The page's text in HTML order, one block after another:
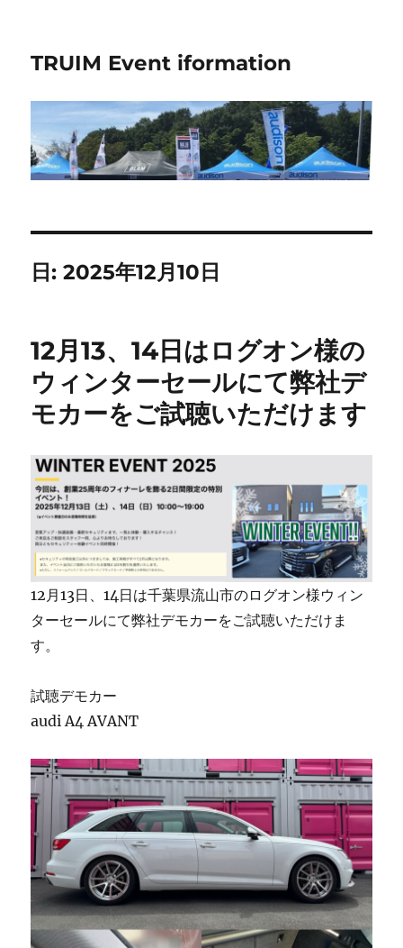
TRUIM Event iformation
日:2025年12月10日
12月13、14日はログオン様の
ウィンターセールにて弊社デ
モカーをご試聴いただけます
12月13日、14日は千葉県流山市のログオン様ウィン
ターセールにて弊社デモカーをご試聴いただけま
す。
試聴デモカー
audi A4 AVANT